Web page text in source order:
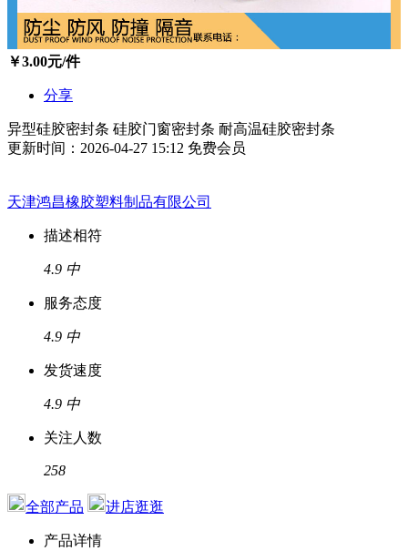
￥3.00元/件
分享
异型硅胶密封条 硅胶门窗密封条 耐高温硅胶密封条
更新时间：2026-04-27 15:12 免费会员
天津鸿昌橡胶塑料制品有限公司
描述相符
4.9 中
服务态度
4.9 中
发货速度
4.9 中
关注人数
258
全部产品 进店逛逛
产品详情